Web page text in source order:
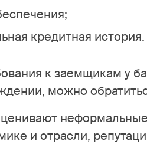
кредитная история.
к заемщикам у
можно
и отрасли,